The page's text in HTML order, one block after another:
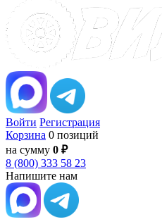
Войти Регистрация
Корзина 0 позиций
на сумму 0 ₽
8 (800) 333 58 23
Напишите нам